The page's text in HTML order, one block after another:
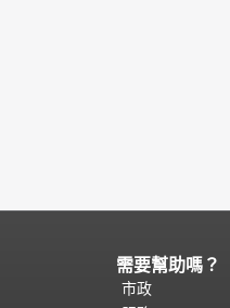
頁
面
需要幫助嗎？
市政